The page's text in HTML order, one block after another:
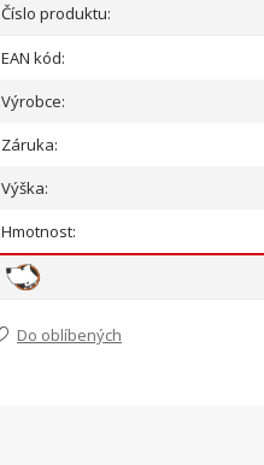
Číslo produktu:
EAN kód:
Výrobce:
Záruka:
Výška:
Hmotnost:
Do oblíbených